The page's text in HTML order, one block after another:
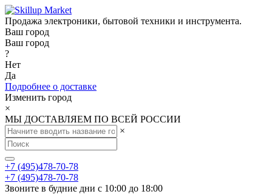
Продажа электроники, бытовой техники и инструмента.
Ваш город
Ваш город
?
Нет
Да
Подробнее о доставке
Изменить город
×
МЫ ДОСТАВЛЯЕМ ПО ВСЕЙ РОССИИ
×
+7 (495)478-70-78
+7 (495)478-70-78
Звоните в будние дни с 10:00 до 18:00